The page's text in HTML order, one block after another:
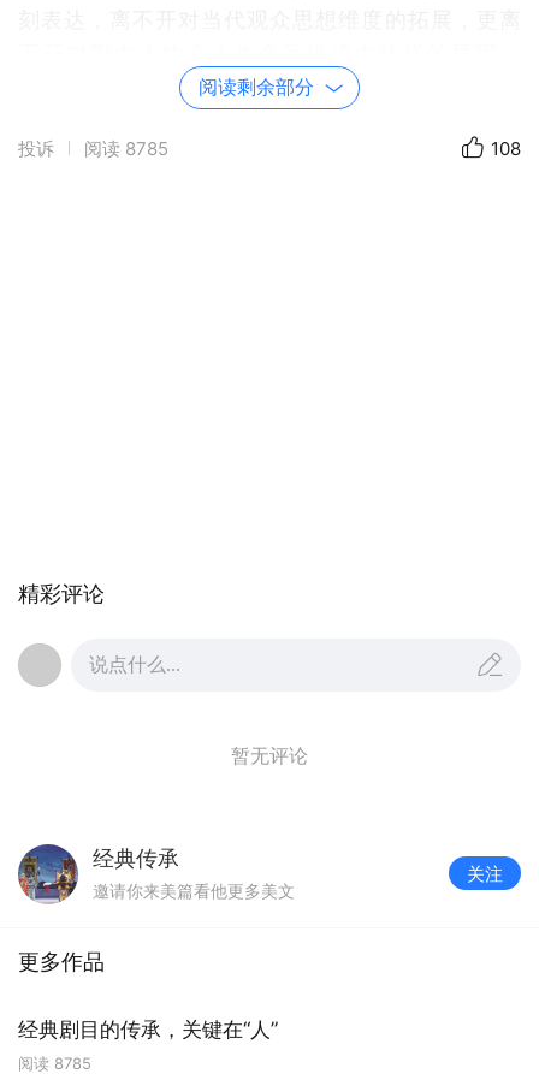
《杨门女将》中杨家女眷舍身报国的忠诚担当，
《红灯记》中一家三代矢志不渝的红色信仰……剧中
女眷“代夫出征、为国赴难”的勇毅抉择，将家族忠勇
诚、勇敢、担当等价值追求潜移默化地传递给观
众，至今激荡人心。《红灯记》则是一部具有传奇
作的惊险，还深入刻画了普通百姓在家国危难中的
经典的再创造，绝非简单的“旧瓶装新酒”，而是
对于戏曲而言，脱离传统的“创新”终将沦为无源之
当代审美意识和价值理念，才可能构筑起传统与当
下对话的桥梁。
阅读剩余部分
投诉 阅读 8785 108
精彩评论
说点什么...
暂无评论
经典传承
邀请你来美篇看他更多美文
关注
更多作品
经典剧目的传承，关键在“人”
阅读 8785